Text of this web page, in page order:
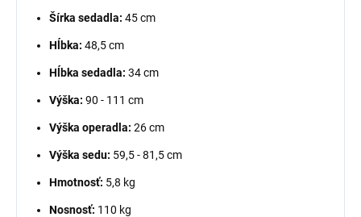
Šírka sedadla: 45 cm
Hĺbka: 48,5 cm
Hĺbka sedadla: 34 cm
Výška: 90 - 111 cm
Výška operadla: 26 cm
Výška sedu: 59,5 - 81,5 cm
Hmotnosť: 5,8 kg
Nosnosť: 110 kg